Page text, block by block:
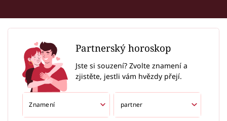
Partnerský horoskop
Jste si souzení? Zvolte znamení a
zjistěte, jestli vám hvězdy přejí.